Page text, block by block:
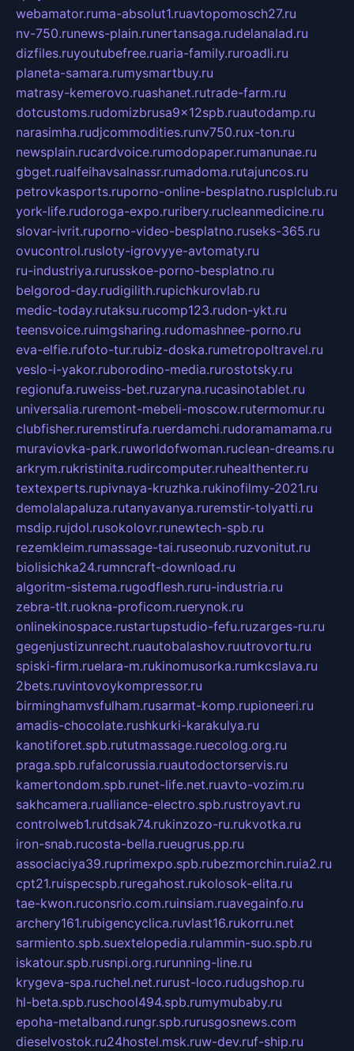
webamator.ruma-absolut1.ruavtopomosch27.ru
nv-750.runews-plain.runertansaga.rudelanalad.ru
dizfiles.ruyoutubefree.ruaria-family.ruroadli.ru
planeta-samara.rumysmartbuy.ru
matrasy-kemerovo.ruashanet.rutrade-farm.ru
dotcustoms.rudomizbrusa9x12spb.ruautodamp.ru
narasimha.rudjcommodities.runv750.rux-ton.ru
newsplain.rucardvoice.rumodopaper.rumanunae.ru
gbget.rualfeihavsalnassr.rumadoma.rutajuncos.ru
petrovkasports.ruporno-online-besplatno.rusplclub.ru
york-life.rudoroga-expo.ruribery.rucleanmedicine.ru
slovar-ivrit.ruporno-video-besplatno.ruseks-365.ru
ovucontrol.rusloty-igrovyye-avtomaty.ru
ru-industriya.rurusskoe-porno-besplatno.ru
belgorod-day.rudigilith.rupichkurovlab.ru
medic-today.rutaksu.rucomp123.rudon-ykt.ru
teensvoice.ruimgsharing.rudomashnee-porno.ru
eva-elfie.rufoto-tur.rubiz-doska.rumetropoltravel.ru
veslo-i-yakor.ruborodino-media.rurostotsky.ru
regionufa.ruweiss-bet.ruzaryna.rucasinotablet.ru
universalia.ruremont-mebeli-moscow.rutermomur.ru
clubfisher.ruremstirufa.ruerdamchi.rudoramamama.ru
muraviovka-park.ruworldofwoman.ruclean-dreams.ru
arkrym.rukristinita.rudircomputer.ruhealthenter.ru
textexperts.rupivnaya-kruzhka.rukinofilmy-2021.ru
demolalapaluza.rutanyavanya.ruremstir-tolyatti.ru
msdip.rujdol.rusokolovr.runewtech-spb.ru
rezemkleim.rumassage-tai.ruseonub.ruzvonitut.ru
biolisichka24.rumncraft-download.ru
algoritm-sistema.rugodflesh.ruru-industria.ru
zebra-tlt.ruokna-proficom.ruerynok.ru
onlinekinospace.rustartupstudio-fefu.ruzarges-ru.ru
gegenjustizunrecht.ruautobalashov.ruutrovortu.ru
spiski-firm.ruelara-m.rukinomusorka.rumkcslava.ru
2bets.ruvintovoykompressor.ru
birminghamvsfulham.rusarmat-komp.rupioneeri.ru
amadis-chocolate.rushkurki-karakulya.ru
kanotiforet.spb.rututmassage.ruecolog.org.ru
praga.spb.rufalcorussia.ruautodoctorservis.ru
kamertondom.spb.runet-life.net.ruavto-vozim.ru
sakhcamera.rualliance-electro.spb.rustroyavt.ru
controlweb1.rutdsak74.rukinzozo-ru.rukvotka.ru
iron-snab.rucosta-bella.rueugrus.pp.ru
associaciya39.ruprimexpo.spb.rubezmorchin.ruia2.ru
cpt21.ruispecspb.ruregahost.rukolosok-elita.ru
tae-kwon.ruconsrio.com.ruinsiam.ruavegainfo.ru
archery161.rubigencyclica.ruvlast16.rukorru.net
sarmiento.spb.suextelopedia.rulammin-suo.spb.ru
iskatour.spb.rusnpi.org.rurunning-line.ru
krygeva-spa.ruchel.net.rurust-loco.rudugshop.ru
hl-beta.spb.ruschool494.spb.rumymubaby.ru
epoha-metalband.rungr.spb.rurusgosnews.com
dieselvostok.ru24hostel.msk.ruw-dev.ruf-ship.ru